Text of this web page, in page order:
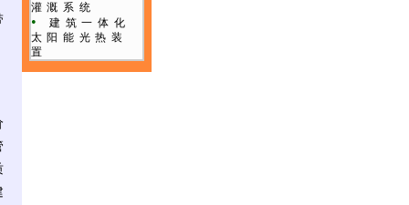
灌溉系统
•
建筑一体化
太阳能光热装
置